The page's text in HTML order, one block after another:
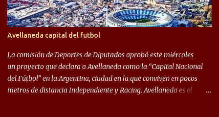
0, se consagró campeón y, además, mandó al descenso a su eterno
rival. El clásico de Avellaneda marcó el epílogo del campeonato,
algo totalmente inusual para estas épocas, donde la violencia no
permite encuentros de riesgo sobre el final de los torneos. En la
década del ochenta y con una democracia flo...
Avellaneda capital del futbol
La comisión de Deportes de Diputados aprobó este miércoles
un proyecto que declara a Avellaneda como la “Capital Nacional
del Fútbol” en la Argentina, ciudad en la que conviven en pocos
metros de distancia Independiente y Racing. Avellaneda es el